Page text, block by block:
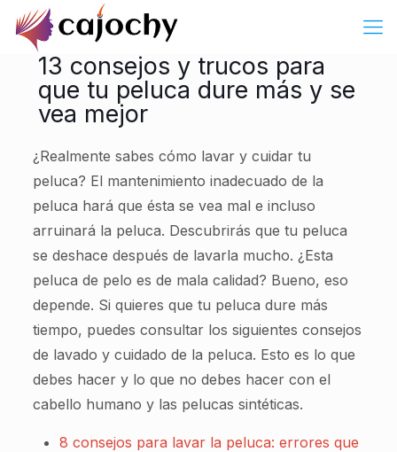
13 consejos y trucos para
que tu peluca dure más y se
vea mejor
¿Realmente sabes cómo lavar y cuidar tu
peluca? El mantenimiento inadecuado de la
peluca hará que ésta se vea mal e incluso
arruinará la peluca. Descubrirás que tu peluca
se deshace después de lavarla mucho. ¿Esta
peluca de pelo es de mala calidad? Bueno, eso
depende. Si quieres que tu peluca dure más
tiempo, puedes consultar los siguientes consejos
de lavado y cuidado de la peluca. Esto es lo que
debes hacer y lo que no debes hacer con el
cabello humano y las pelucas sintéticas.
8 consejos para lavar la peluca: errores que